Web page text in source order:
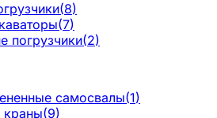
(8)
(7)
погрузчики(2)
самосвалы(1)
краны(9)